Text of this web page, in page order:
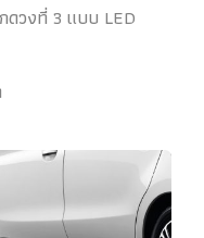
วงที่ 3 แบบ LED